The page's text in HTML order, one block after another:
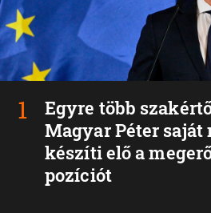
Egyre több
Magyar Péter saját
készíti elő a
pozíciót